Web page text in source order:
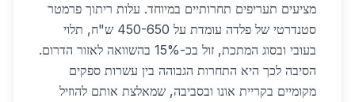
מציעים תעריפים תחרותיים במיוחד. עלות ריתוך פרמטר
סטנדרטי של פלדה עומדת על 450-650 ש"ח, תלוי
בעובי ובסוג המתכת, זול בכ-15% בהשוואה לאזור הדרום.
הסיבה לכך היא התחרות הגבוהה בין עשרות ספקים
מקומיים בקריית אונו ובסביבה, שמאלצת אותם להוזיל